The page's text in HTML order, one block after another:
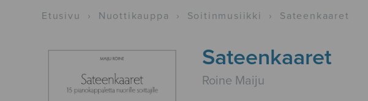
Etusivu › Nuottikauppa › Soitinmusiikki › Sateenkaaret
Sateenkaaret
Roine Maiju